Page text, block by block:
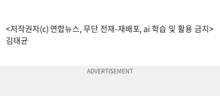
<저작권자(c) 연합뉴스, 무단 전재-재배포, ai 학습 및 활용 금지>
김태균